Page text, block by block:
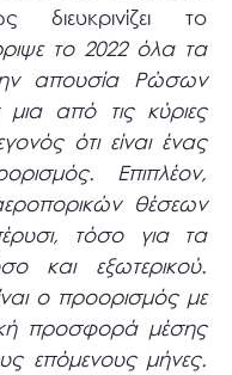
το
το 2022 όλα τα
απουσία Ρώσων
από τις κύριες
ότι είναι ένας
Επιπλέον,
θέσεων
τόσο για τα
και εξωτερικού.
ο προορισμός με
προσφορά μέσης
επόμενους μήνες.